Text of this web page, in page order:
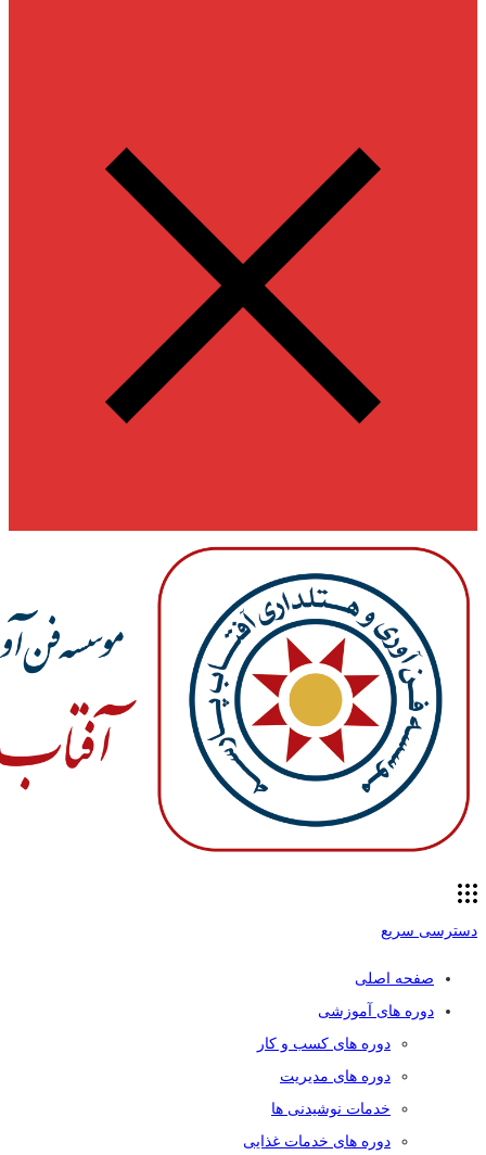
دسترسی سریع
صفحه اصلی
دوره های آموزشی
دوره های کسب و کار
دوره های مدیریت
خدمات نوشیدنی ها
دوره های خدمات غذایی